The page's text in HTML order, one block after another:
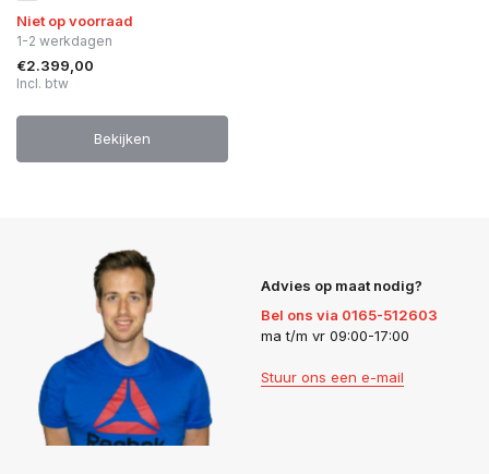
Niet op voorraad
1-2 werkdagen
€2.399,00
Incl. btw
Bekijken
Advies op maat nodig?
Bel ons via 0165-512603
ma t/m vr 09:00-17:00
Stuur ons een e-mail